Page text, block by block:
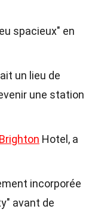
spacieux" en
un lieu de
une station
Brighton Hotel, a
incorporée
avant de